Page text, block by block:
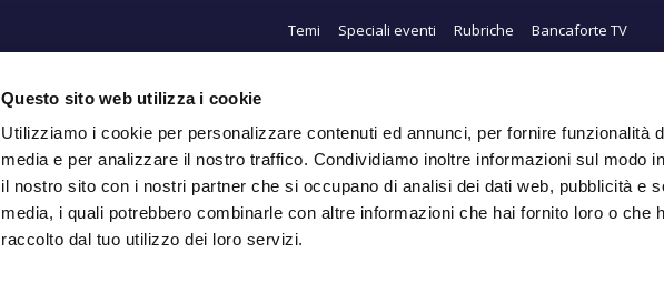
Questo sito web utilizza i cookie
Utilizziamo i cookie per personalizzare contenuti ed annunci, per fornire funzionalità
media e per analizzare il nostro traffico. Condividiamo inoltre informazioni sul modo
il nostro sito con i nostri partner che si occupano di analisi dei dati web, pubblicità e
media, i quali potrebbero combinarle con altre informazioni che hai fornito loro o che
raccolto dal tuo utilizzo dei loro servizi.
Temi Speciali eventi Rubriche Bancaforte TV
Chi siamo
Iscriviti alla Newsletter